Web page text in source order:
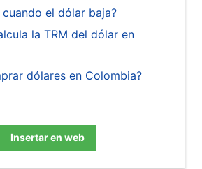
cuando el dólar baja?
la TRM del dólar en
dólares en Colombia?
Insertar en web